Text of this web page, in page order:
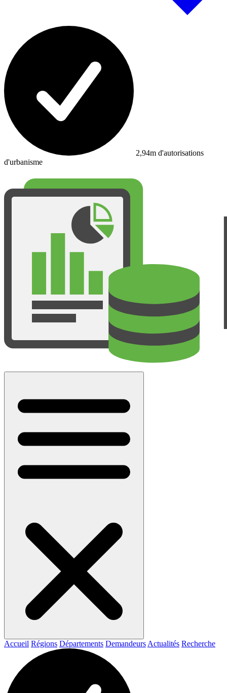
2,94m d'autorisations
d'urbanisme
Accueil Régions Départements Demandeurs Actualités Recherche